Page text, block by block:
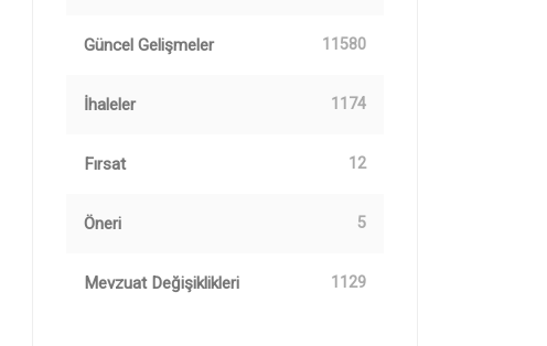
Güncel Gelişmeler 11580
İhaleler 1174
Fırsat 12
Öneri 5
Mevzuat Değişiklikleri 1129